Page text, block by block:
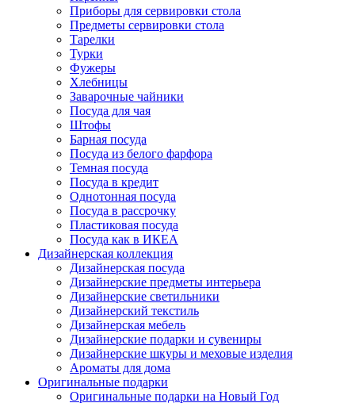
Приборы для сервировки стола
Предметы сервировки стола
Тарелки
Турки
Фужеры
Хлебницы
Заварочные чайники
Посуда для чая
Штофы
Барная посуда
Посуда из белого фарфора
Темная посуда
Посуда в кредит
Однотонная посуда
Посуда в рассрочку
Пластиковая посуда
Посуда как в ИКЕА
Дизайнерская коллекция
Дизайнерская посуда
Дизайнерские предметы интерьера
Дизайнерские светильники
Дизайнерский текстиль
Дизайнерская мебель
Дизайнерские подарки и сувениры
Дизайнерские шкуры и меховые изделия
Ароматы для дома
Оригинальные подарки
Оригинальные подарки на Новый Год